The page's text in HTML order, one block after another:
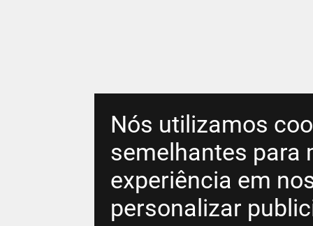
Nós utilizamos
semelhantes para
experiência em
personalizar